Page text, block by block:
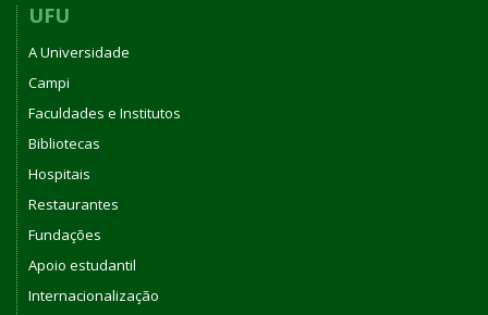
UFU
A Universidade
Campi
Faculdades e Institutos
Bibliotecas
Hospitais
Restaurantes
Fundações
Apoio estudantil
Internacionalização